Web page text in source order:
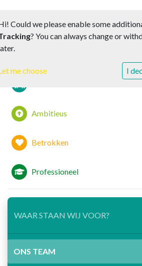
Ambitieus
Betrokken
Professioneel
WAAR STAAN WIJ VOOR?
ONS TEAM
Could we please enable some
? You can always change or
me choose I